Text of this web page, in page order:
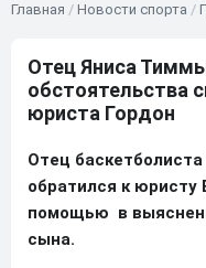
Главная / Новости спорта /
Отец Яниса
обстоятельства
юриста Гордон
Отец
обратился к юристу
помощью в
сына.